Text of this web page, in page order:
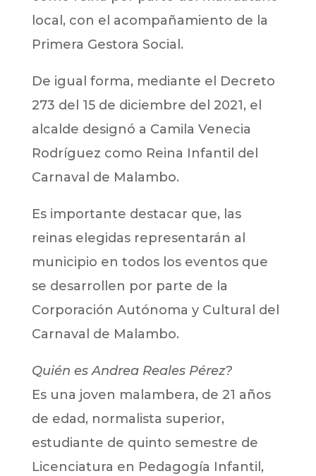
local, con el acompañamiento de la
Primera Gestora Social.
De igual forma, mediante el Decreto
273 del 15 de diciembre del 2021, el
alcalde designó a Camila Venecia
Rodríguez como Reina Infantil del
Carnaval de Malambo.
Es importante destacar que, las
reinas elegidas representarán al
municipio en todos los eventos que
se desarrollen por parte de la
Corporación Autónoma y Cultural del
Carnaval de Malambo.
Quién es Andrea Reales Pérez?
Es una joven malambera, de 21 años
de edad, normalista superior,
estudiante de quinto semestre de
Licenciatura en Pedagogía Infantil,